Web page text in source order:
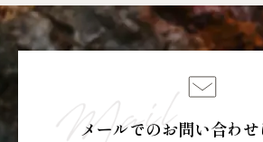
メールでのお問い合わせ